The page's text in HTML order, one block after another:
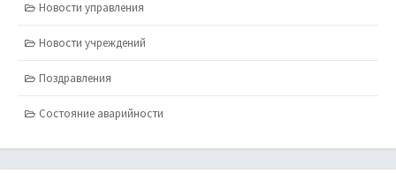
Новости управления
Новости учреждений
Поздравления
Состояние аварийности